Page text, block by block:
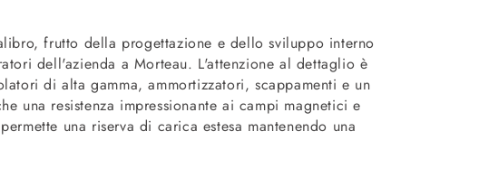
frutto della progettazione e dello sviluppo interno
dell'azienda a Morteau. L'attenzione al dettaglio è
di alta gamma, ammortizzatori, scappamenti e un
una resistenza impressionante ai campi magnetici e
una riserva di carica estesa mantenendo una